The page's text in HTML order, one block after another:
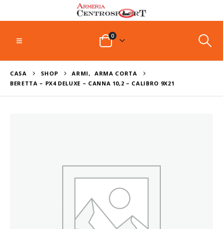
0
CASA SHOP ARMI,
ARMA CORTA
BERETTA – PX4 DELUXE – CANNA 10,2 – CALIBRO 9X21